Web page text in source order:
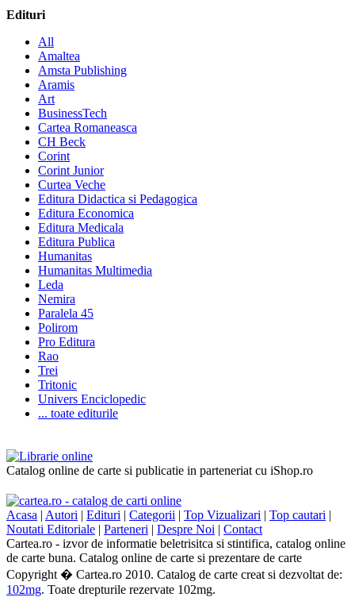
Edituri
All
Amaltea
Amsta Publishing
Aramis
Art
BusinessTech
Cartea Romaneasca
CH Beck
Corint
Corint Junior
Curtea Veche
Editura Didactica si Pedagogica
Editura Economica
Editura Medicala
Editura Publica
Humanitas
Humanitas Multimedia
Leda
Nemira
Paralela 45
Polirom
Pro Editura
Rao
Trei
Tritonic
Univers Enciclopedic
... toate editurile
Catalog online de carte si publicatie in parteneriat cu iShop.ro
Acasa | Autori | Edituri | Categorii | Top Vizualizari | Top cautari |
Noutati Editoriale | Parteneri | Despre Noi | Contact
Cartea.ro - izvor de informatie beletrisitca si stintifica, catalog online
de carte buna. Catalog online de carte si prezentare de carte
Copyright � Cartea.ro 2010. Catalog de carte creat si dezvoltat de:
102mg. Toate drepturile rezervate 102mg.